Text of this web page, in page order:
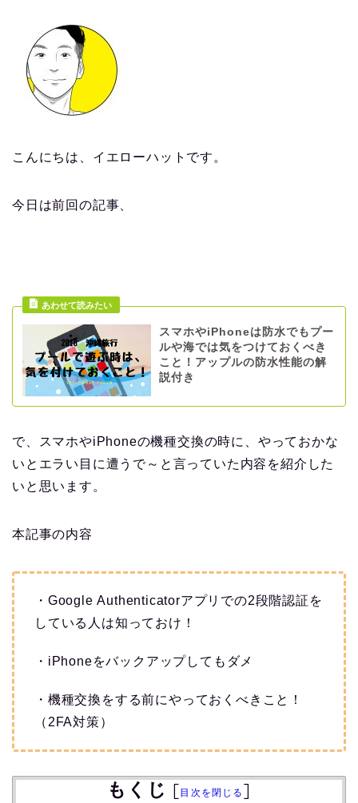
こんにちは、イエローハットです。
今日は前回の記事、
スマホやiPhoneは防水でもプー
ルや海では気をつけておくべき
こと！アップルの防水性能の解
説付き
で、スマホやiPhoneの機種交換の時に、やっておかな
いとエラい目に遭うで～と言っていた内容を紹介した
いと思います。
本記事の内容
・Google Authenticatorアプリでの2段階認証を
している人は知っておけ！
・iPhoneをバックアップしてもダメ
・機種交換をする前にやっておくべきこと！
（2FA対策）
もくじ [目次を閉じる ]